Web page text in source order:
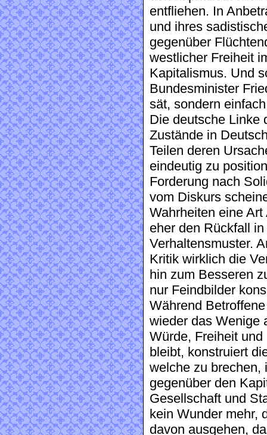
entfliehen. In
und ihres
gegenüber
westlicher Freiheit
Kapitalismus. Und
Bundesminister
sät, sondern
Die deutsche Linke
Zustände in
Teilen deren
eindeutig zu
Forderung nach
vom Diskurs
Wahrheiten eine
eher den Rückfall
Verhaltensmuster.
Kritik wirklich die
hin zum Besseren
nur Feindbilder
Während
wieder das Wenige
Würde, Freiheit
bleibt, konstruiert
welche zu brechen,
gegenüber den
Gesellschaft und
kein Wunder mehr,
davon ausgehen,